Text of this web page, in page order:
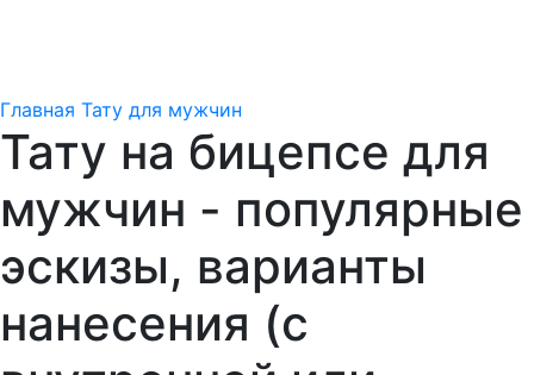
Главная Тату для мужчин
Тату на бицепсе для
мужчин - популярные
эскизы, варианты
нанесения (с